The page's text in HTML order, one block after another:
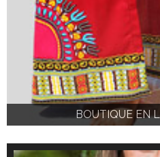
BOUTIQUE EN